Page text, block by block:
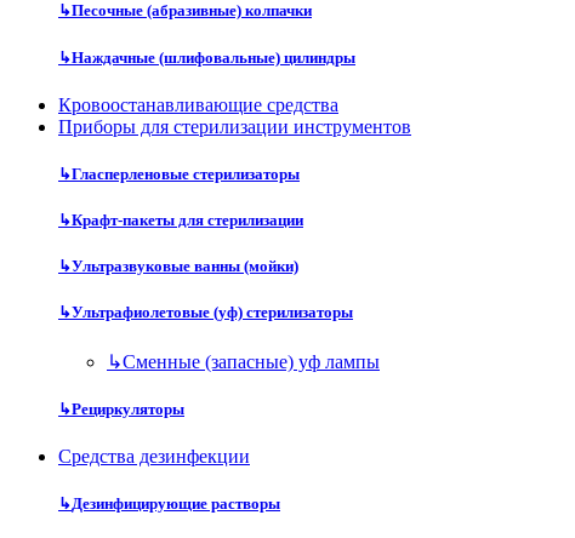
↳Песочные (абразивные) колпачки
↳Наждачные (шлифовальные) цилиндры
Кровоостанавливающие средства
Приборы для стерилизации инструментов
↳Гласперленовые стерилизаторы
↳Крафт-пакеты для стерилизации
↳Ультразвуковые ванны (мойки)
↳Ультрафиолетовые (уф) стерилизаторы
↳Сменные (запасные) уф лампы
↳Рециркуляторы
Средства дезинфекции
↳Дезинфицирующие растворы